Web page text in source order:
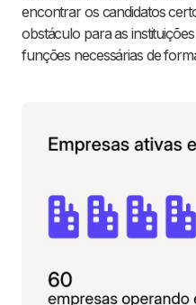
encontrar os candidatos
obstáculo para as
funções necessárias de